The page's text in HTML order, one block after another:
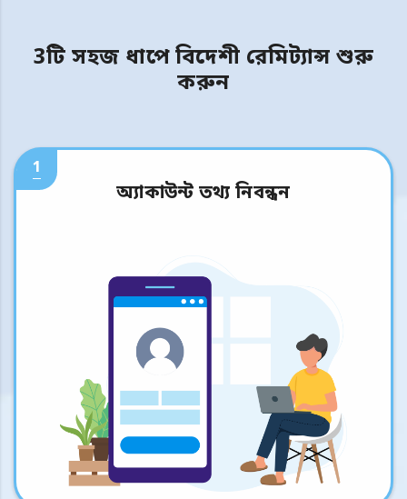
3টি সহজ ধাপে বিদেশী রেমিট্যান্স শুরু
করুন
1
অ্যাকাউন্ট তথ্য নিবন্ধন